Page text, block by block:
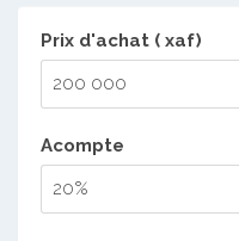
Prix d'achat ( xaf)
Acompte